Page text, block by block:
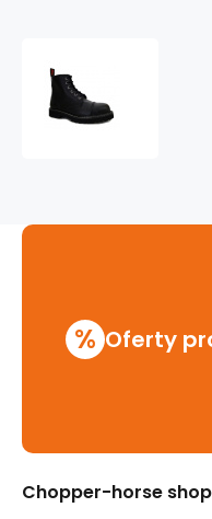
% Oferty
Chopper-horse shop